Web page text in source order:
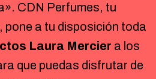
CDN Perfumes, tu
, pone a tu disposición toda
Laura Mercier a los
que puedas disfrutar de